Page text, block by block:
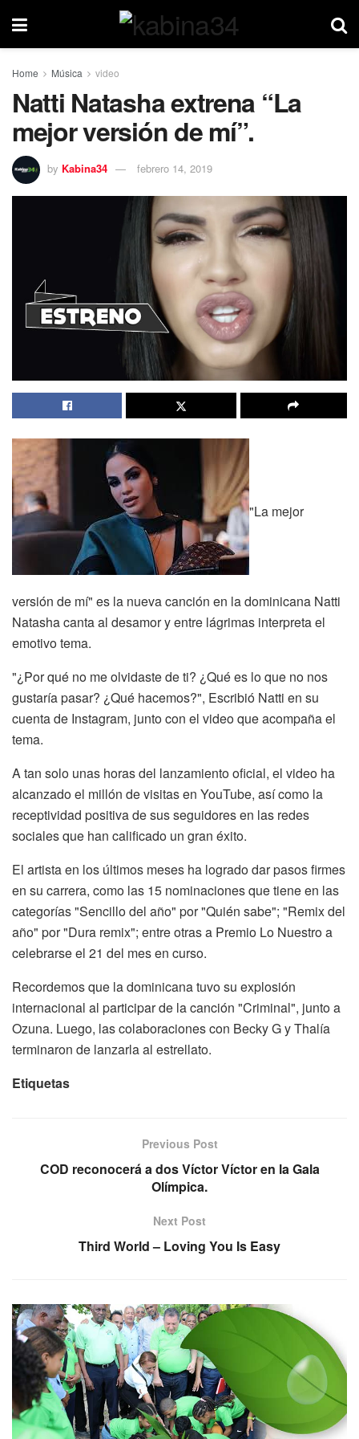
Home Música video
Natti Natasha extrena “La
mejor versión de mí”.
by Kabina34 febrero 14, 2019
"La mejor
versión de mí" es la nueva canción en la dominicana Natti
Natasha canta al desamor y entre lágrimas interpreta el
emotivo tema.
"¿Por qué no me olvidaste de ti? ¿Qué es lo que no nos
gustaría pasar? ¿Qué hacemos?", Escribió Natti en su
cuenta de Instagram, junto con el video que acompaña el
tema.
A tan solo unas horas del lanzamiento oficial, el video ha
alcanzado el millón de visitas en YouTube, así como la
receptividad positiva de sus seguidores en las redes
sociales que han calificado un gran éxito.
El artista en los últimos meses ha logrado dar pasos firmes
en su carrera, como las 15 nominaciones que tiene en las
categorías "Sencillo del año" por "Quién sabe"; "Remix del
año" por "Dura remix"; entre otras a Premio Lo Nuestro a
celebrarse el 21 del mes en curso.
Recordemos que la dominicana tuvo su explosión
internacional al participar de la canción "Criminal", junto a
Ozuna. Luego, las colaboraciones con Becky G y Thalía
terminaron de lanzarla al estrellato.
Etiquetas
Previous Post
COD reconocerá a dos Víctor Víctor en la Gala
Olímpica.
Next Post
Third World – Loving You Is Easy